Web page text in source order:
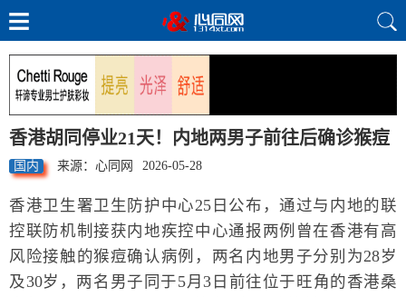
香港胡同停业21天！内地两男子前往后确诊猴痘
国内 来源：心同网 2026-05-28
香港卫生署卫生防护中心25日公布，通过与内地的联
控联防机制接获内地疾控中心通报两例曾在香港有高
风险接触的猴痘确认病例，两名内地男子分别为28岁
及30岁，两名男子同于5月3日前往位于旺角的香港桑